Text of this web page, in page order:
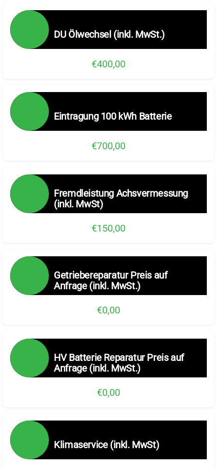
DU Ölwechsel (inkl. MwSt.)
€400,00
Eintragung 100 kWh Batterie
€700,00
Fremdleistung Achsvermessung
(inkl. MwSt)
€150,00
Getriebereparatur Preis auf
Anfrage (inkl. MwSt.)
€0,00
HV Batterie Reparatur Preis auf
Anfrage (inkl. MwSt.)
€0,00
Klimaservice (inkl. MwSt)